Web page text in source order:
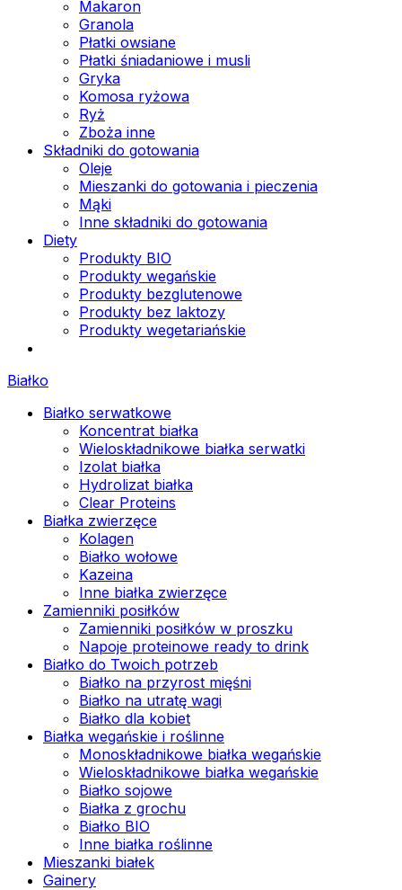
Makaron
Granola
Płatki owsiane
Płatki śniadaniowe i musli
Gryka
Komosa ryżowa
Ryż
Zboża inne
Składniki do gotowania
Oleje
Mieszanki do gotowania i pieczenia
Mąki
Inne składniki do gotowania
Diety
Produkty BIO
Produkty wegańskie
Produkty bezglutenowe
Produkty bez laktozy
Produkty wegetariańskie
Białko
Białko serwatkowe
Koncentrat białka
Wieloskładnikowe białka serwatki
Izolat białka
Hydrolizat białka
Clear Proteins
Białka zwierzęce
Kolagen
Białko wołowe
Kazeina
Inne białka zwierzęce
Zamienniki posiłków
Zamienniki posiłków w proszku
Napoje proteinowe ready to drink
Białko do Twoich potrzeb
Białko na przyrost mięśni
Białko na utratę wagi
Białko dla kobiet
Białka wegańskie i roślinne
Monoskładnikowe białka wegańskie
Wieloskładnikowe białka wegańskie
Białko sojowe
Białka z grochu
Białko BIO
Inne białka roślinne
Mieszanki białek
Gainery